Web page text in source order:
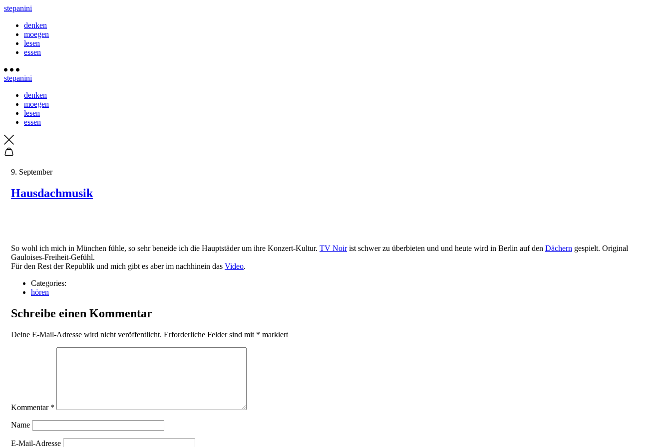
stepanini
denken
moegen
lesen
essen
stepanini
denken
moegen
lesen
essen
9. September
Hausdachmusik
So wohl ich mich in München fühle, so sehr beneide ich die Hauptstäder um ihre Konzert-Kultur. TV Noirist schwer zu überbieten und und heute wird in Berlin auf den Dächern gespielt. Original
Gauloises-Freiheit-Gefühl.
Für den Rest der Republik und mich gibt es aber im nachhinein das Video.
Categories:
hören
Schreibe einen Kommentar
Deine E-Mail-Adresse wird nicht veröffentlicht. Erforderliche Felder sind mit * markiert
Kommentar *
Name
E-Mail-Adresse